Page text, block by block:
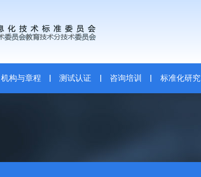
机构与章程 | 测试认证 | 咨询培训 | 标准化研究